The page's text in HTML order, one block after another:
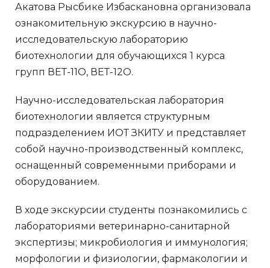
Акатова Рысбике Избаскановна организовала
ознакомительную экскурсию в научно-
исследовательскую лабораторию
биотехнологии для обучающихся 1 курса
групп ВЕТ-11О, ВЕТ-12О.
Научно-исследовательская лаборатория
биотехнологии является структурным
подразделением ИОТ ЗКИТУ и представляет
собой научно-производственный комплекс,
оснащенный современными приборами и
оборудованием.
В ходе экскурсии студенты познакомились с
лабораториями ветеринарно-санитарной
экспертизы; микробиология и иммунология;
морфологии и физиологии, фармакологии и